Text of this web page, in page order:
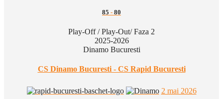
85 - 80
Play-Off / Play-Out/ Faza 2
2025-2026
Dinamo Bucuresti
CS Dinamo Bucuresti - CS Rapid Bucuresti
2 mai 2026